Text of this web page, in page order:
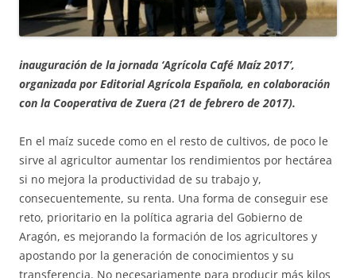
inauguración de la jornada ‘Agrícola Café Maíz 2017’,
organizada por Editorial Agrícola Española, en colaboración
con la Cooperativa de Zuera (21 de febrero de 2017).
En el maíz sucede como en el resto de cultivos, de poco le
sirve al agricultor aumentar los rendimientos por hectárea
si no mejora la productividad de su trabajo y,
consecuentemente, su renta. Una forma de conseguir ese
reto, prioritario en la política agraria del Gobierno de
Aragón, es mejorando la formación de los agricultores y
apostando por la generación de conocimientos y su
transferencia. No necesariamente para producir más kilos